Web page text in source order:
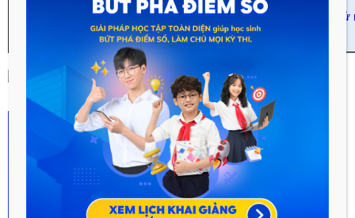
vừa học vừa chơi, có thêm động lực học hành sau Tết. Học thử